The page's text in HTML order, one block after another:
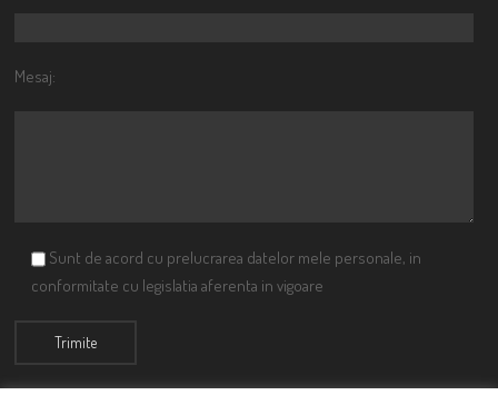
Mesaj:
Sunt de acord cu prelucrarea datelor mele personale, in
conformitate cu legislatia aferenta in vigoare